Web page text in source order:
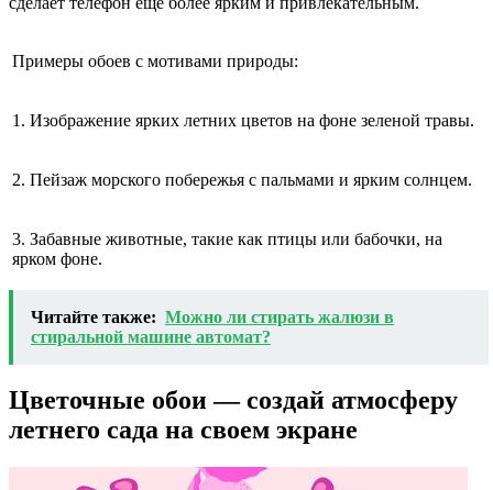
Примеры обоев с мотивами природы:
1. Изображение ярких летних цветов на фоне зеленой травы.
2. Пейзаж морского побережья с пальмами и ярким солнцем.
3. Забавные животные, такие как птицы или бабочки, на
ярком фоне.
Читайте также: Можно ли стирать жалюзи в
стиральной машине автомат?
Цветочные обои — создай атмосферу
летнего сада на своем экране